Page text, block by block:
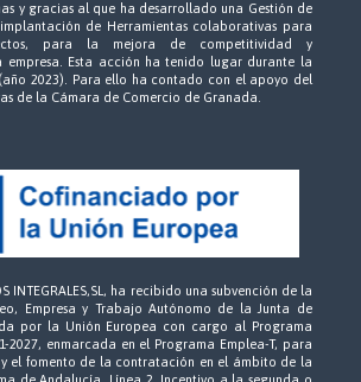
y gracias al que ha desarrollado una Gestión de
de Herramientas colaborativas para
para la mejora de competitividad y
Esta acción ha tenido lugar durante la
2023). Para ello ha contado con el apoyo del
de la Cámara de Comercio de Granada.
INTEGRALES,SL, ha recibido una subvención de la
Empresa y Trabajo Autónomo de la Junta de
por la Unión Europea con cargo al Programa
2027, enmarcada en el Programa Emplea-T, para
el fomento de la contratación en el ámbito de la